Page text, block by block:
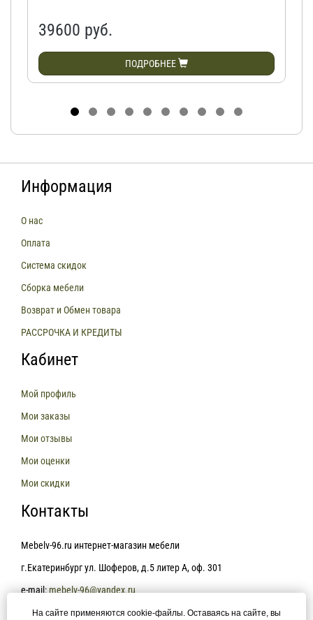
39600 руб.
ПОДРОБНЕЕ
Информация
О нас
Оплата
Система скидок
Сборка мебели
Возврат и Обмен товара
РАССРОЧКА И КРЕДИТЫ
Кабинет
Мой профиль
Мои заказы
Мои отзывы
Мои оценки
Мои скидки
Контакты
Mebelv-96.ru интернет-магазин мебели
г.Екатеринбург ул. Шоферов, д.5 литер А, оф. 301
e-mail:mebelv-96@yandex.ru
+7(343)361-81-78
На сайте применяются cookie-файлы. Оставаясь на сайте, вы